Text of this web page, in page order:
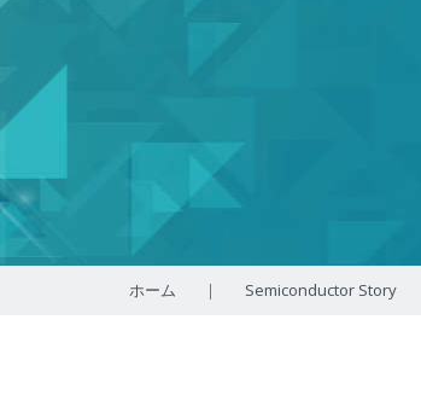
ホーム | Semiconductor Story